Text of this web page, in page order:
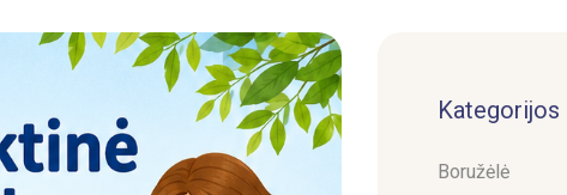
Kategorijos
Boružėlė